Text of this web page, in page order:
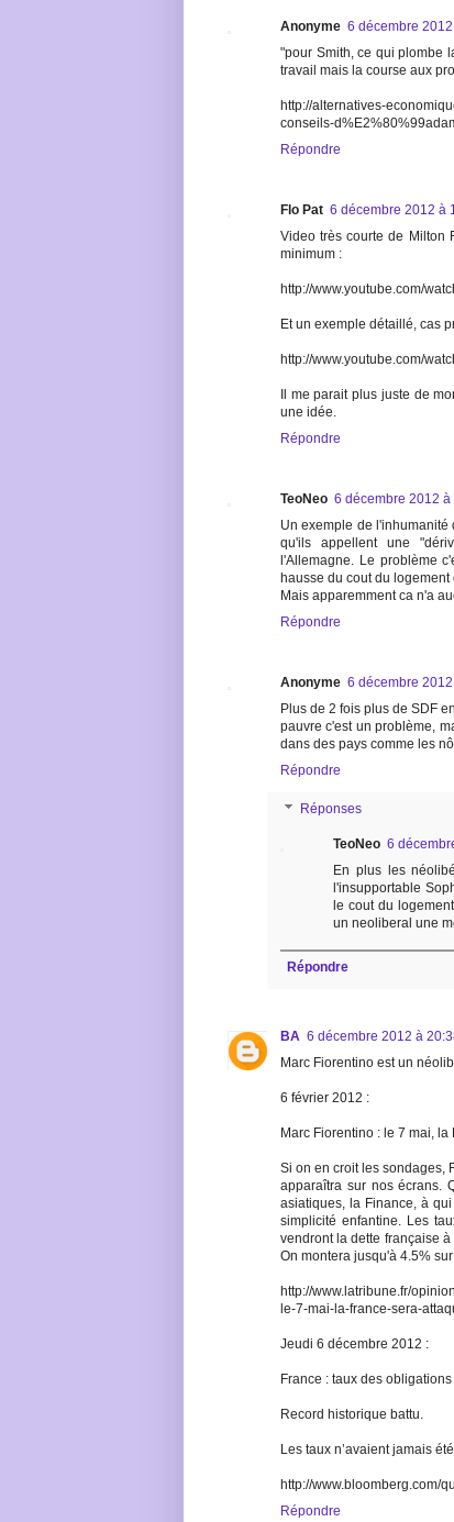
Anonyme 6 décembre
"pour Smith, ce qui plombe
travail mais la course aux
http://alternatives-
conseils-
Répondre
Flo Pat 6 décembre 2012 à
Video très courte de Milton
minimum :
http://www.youtube.com/
Et un exemple détaillé, cas
http://www.youtube.com/
Il me parait plus juste de
une idée.
Répondre
TeoNeo 6 décembre 2012 à
Un exemple de l'inhumanité
qu'ils appellent une
l'Allemagne. Le problème
hausse du cout du
Mais apparemment ca n'a
Répondre
Anonyme 6 décembre
Plus de 2 fois plus de SDF
pauvre c'est un problème,
dans des pays comme les
Répondre
Réponses
TeoNeo 6
En plus les
l'insupportable
le cout du
un neoliberal une
Répondre
BA 6 décembre 2012 à
Marc Fiorentino est un
6 février 2012 :
Marc Fiorentino : le 7 mai,
Si on en croit les sondages,
apparaîtra sur nos écrans.
asiatiques, la Finance, à
simplicité enfantine. Les
vendront la dette française
On montera jusqu'à 4.5%
http://www.latribune.fr/
le-7-mai-la-france-sera-
Jeudi 6 décembre 2012 :
France : taux des
Record historique battu.
Les taux n’avaient jamais
http://www.bloomberg.com/
Répondre